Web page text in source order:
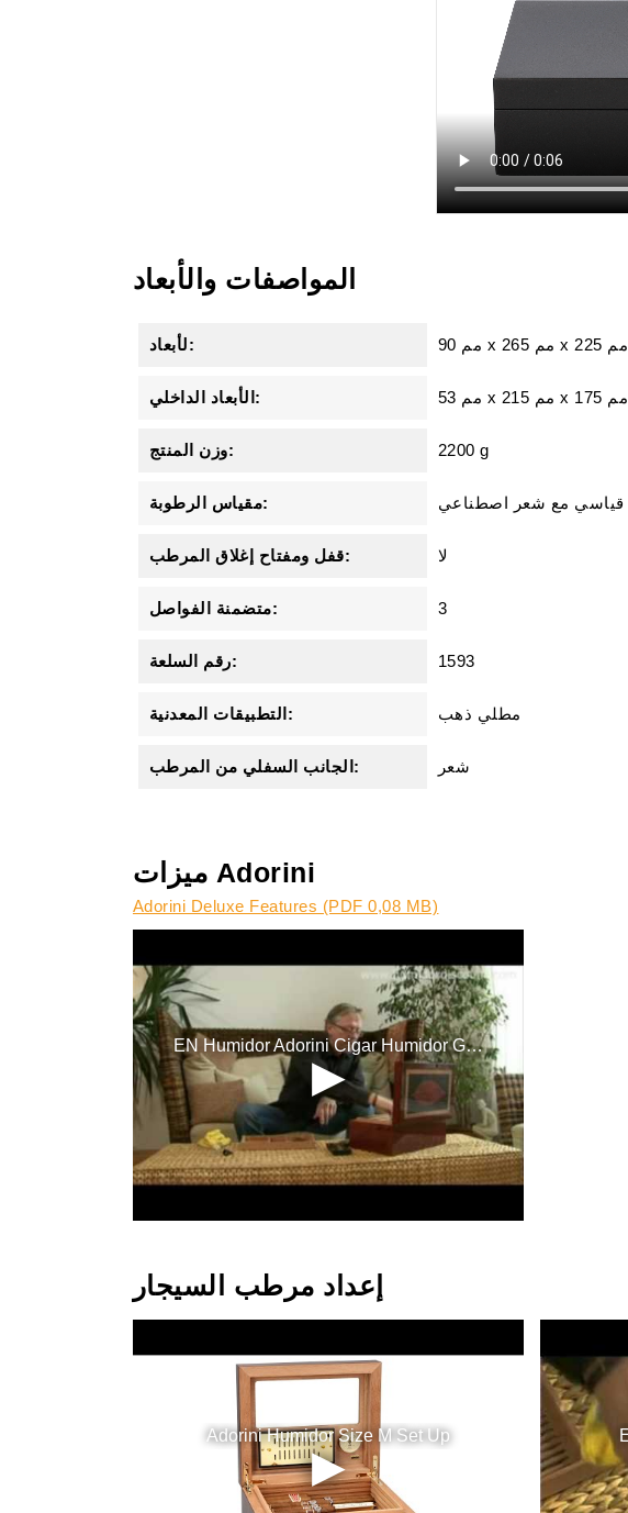
المواصفات والأبعاد
لأبعاد: 90 مم x 265 مم x 225 مم
الأبعاد الداخلي: 53 مم x 215 مم x 175 مم
وزن المنتج: 2200 g
مقياس الرطوبة: قياسي مع شعر اصطناعي
قفل ومفتاح إغلاق المرطب: لا
متضمنة الفواصل: 3
رقم السلعة: 1593
التطبيقات المعدنية: مطلي ذهب
الجانب السفلي من المرطب: شعر
ميزات Adorini
Adorini Deluxe Features (PDF 0,08 MB)
إعداد مرطب السيجار